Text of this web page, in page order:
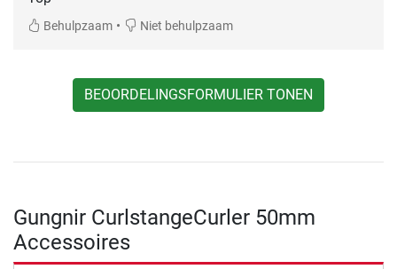
Behulpzaam • Niet behulpzaam
BEOORDELINGSFORMULIER TONEN
Gungnir CurlstangeCurler 50mm
Accessoires